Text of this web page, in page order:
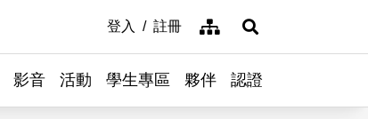
登入 註冊 網站導覽展開搜尋
影音 活動 學生專區 夥伴 認證